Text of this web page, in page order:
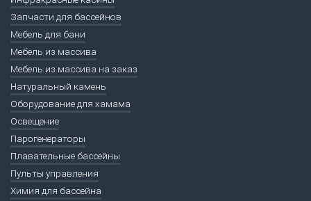
Запчасти для бассейнов
Мебель для бани
Мебель из массива
Мебель из массива на заказ
Натуральный камень
Оборудование для хамама
Освещение
Парогенераторы
Плавательные бассейны
Пульты управления
Химия для бассейна